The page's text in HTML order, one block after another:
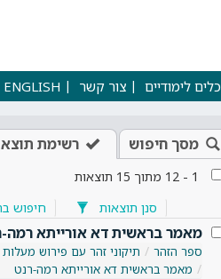
כלים לימודיים צור קשר ENGLISH
מסך חיפוש רשימת
1
-
12 מתוך 15 תוצאות
סנן תוצאות
חיפוש
מאמר בראשית דא אורייתא רמה-
ספר הזהר תיקוני זהר עם פירוש
מאמר בראשית דא אורייתא רמה-רנט